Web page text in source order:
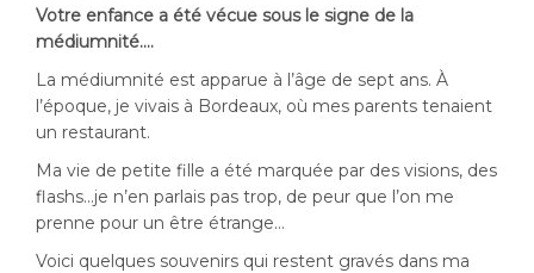
Votre enfance a été vécue sous le signe de la
médiumnité….
La médiumnité est apparue à l’âge de sept ans. À
l’époque, je vivais à Bordeaux, où mes parents tenaient
un restaurant.
Ma vie de petite fille a été marquée par des visions, des
flashs…je n’en parlais pas trop, de peur que l’on me
prenne pour un être étrange…
Voici quelques souvenirs qui restent gravés dans ma